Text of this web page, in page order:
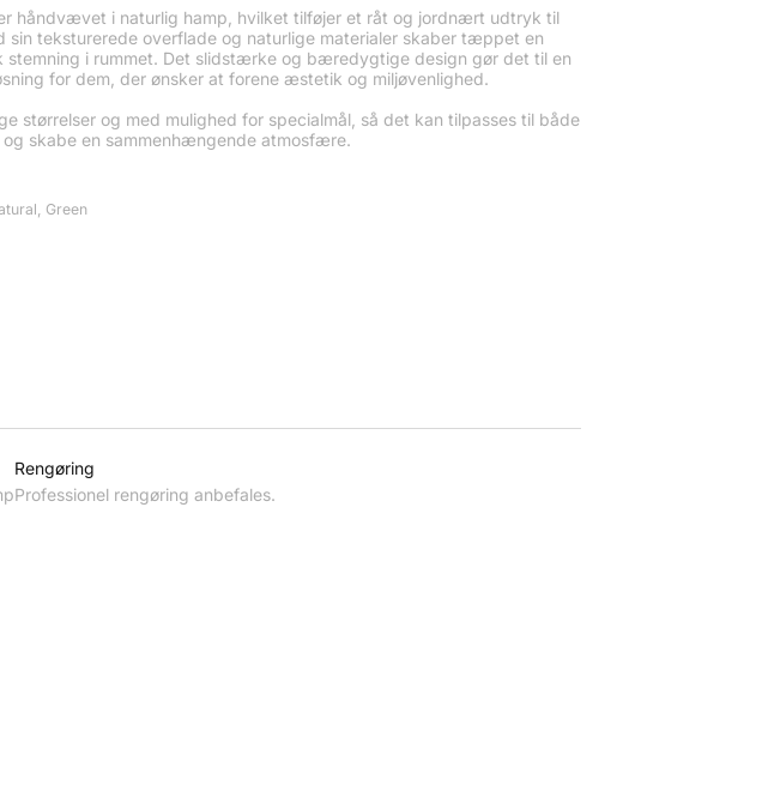
håndvævet i naturlig hamp, hvilket tilføjer et råt og jordnært udtryk til
sin teksturerede overflade og naturlige materialer skaber tæppet en
stemning i rummet. Det slidstærke og bæredygtige design gør det til en
for dem, der ønsker at forene æstetik og miljøvenlighed.
størrelser og med mulighed for specialmål, så det kan tilpasses til både
og skabe en sammenhængende atmosfære.
Green
Rengøring
Professionel rengøring anbefales.